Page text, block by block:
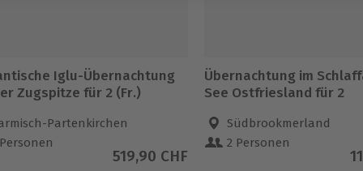
Iglu-Übernachtung
Zugspitze für 2 (Fr.)
Partenkirchen
519,90 CHF
Übernachtung im
See Ostfriesland für 2
Südbrookmerland
2 Personen